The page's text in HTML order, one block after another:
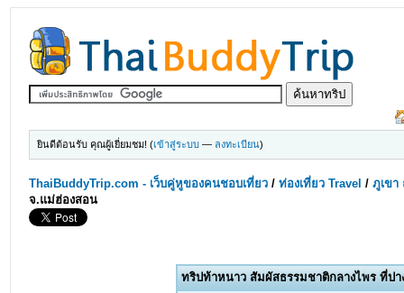
ยินดีต้อนรับ คุณผู้เยี่ยมชม! (เข้าสู่ระบบ — ลงทะเบียน)
ThaiBuddyTrip.com - เว็บคู่หูของคนชอบเที่ยว /ท่องเที่ยว Travel /ภูเขา
จ.แม่ฮ่องสอน
ทริปท้าหนาว สัมผัสธรรมชาติกลางไพร ที่ปา